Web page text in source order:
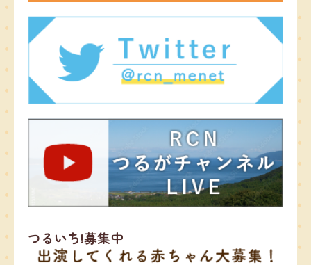
つるいち!募集中